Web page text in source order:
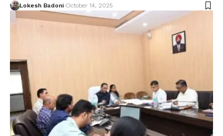
Lokesh Badoni October 14, 2025